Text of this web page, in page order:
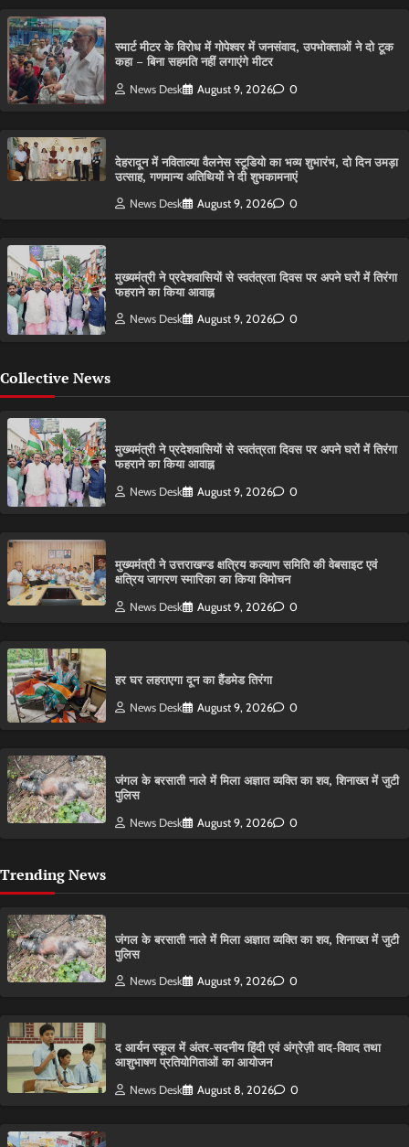
स्मार्ट मीटर के विरोध में गोपेश्वर में जनसंवाद, उपभोक्ताओं ने दो टूक
कहा – बिना सहमति नहीं लगाएंगे मीटर
News Desk August 9, 2026 0
देहरादून में नविताल्या वैलनेस स्टूडियो का भव्य शुभारंभ, दो दिन उमड़ा
उत्साह, गणमान्य अतिथियों ने दी शुभकामनाएं
News Desk August 9, 2026 0
मुख्यमंत्री ने प्रदेशवासियों से स्वतंत्रता दिवस पर अपने घरों में तिरंगा
फहराने का किया आवाह्न
News Desk August 9, 2026 0
Collective News
मुख्यमंत्री ने प्रदेशवासियों से स्वतंत्रता दिवस पर अपने घरों में तिरंगा
फहराने का किया आवाह्न
News Desk August 9, 2026 0
मुख्यमंत्री ने उत्तराखण्ड क्षत्रिय कल्याण समिति की वेबसाइट एवं
क्षत्रिय जागरण स्मारिका का किया विमोचन
News Desk August 9, 2026 0
हर घर लहराएगा दून का हैंडमेड तिरंगा
News Desk August 9, 2026 0
​जंगल के बरसाती नाले में मिला अज्ञात व्यक्ति का शव, शिनाख्त में जुटी
पुलिस
News Desk August 9, 2026 0
Trending News
​जंगल के बरसाती नाले में मिला अज्ञात व्यक्ति का शव, शिनाख्त में जुटी
पुलिस
News Desk August 9, 2026 0
द आर्यन स्कूल में अंतर-सदनीय हिंदी एवं अंग्रेज़ी वाद-विवाद तथा
आशुभाषण प्रतियोगिताओं का आयोजन
News Desk August 8, 2026 0